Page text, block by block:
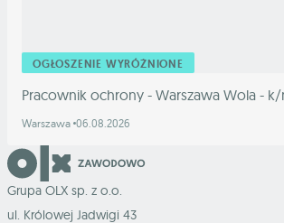
OGŁOSZENIE WYRÓŻNIONE
Pracownik ochrony - Warszawa Wola -
Warszawa 06.08.2026
Grupa OLX sp. z o.o.
ul. Królowej Jadwigi 43